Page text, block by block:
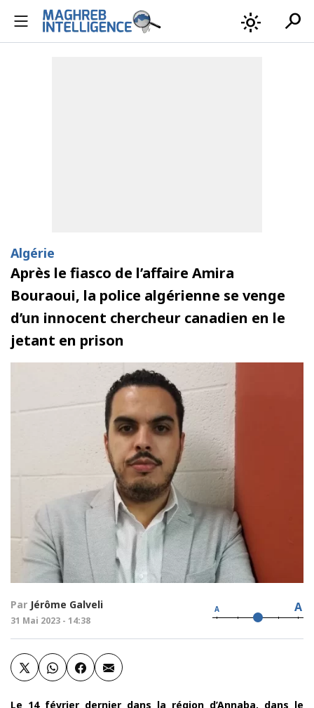
light_mode search
Algérie
Après le fiasco de l’affaire Amira
Bouraoui, la police algérienne se venge
d’un innocent chercheur canadien en le
jetant en prison
Par Jérôme Galveli
31 Mai 2023 - 14:38
A A
Le 14 février dernier dans la région d’Annaba, dans le